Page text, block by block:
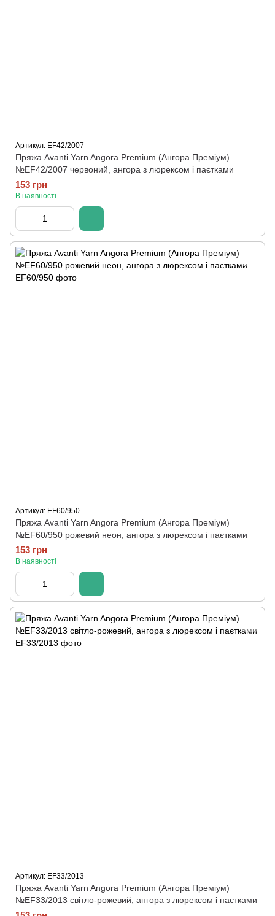
Артикул: EF42/2007
Пряжа Avanti Yarn Angora Premium (Ангора Преміум)
№EF42/2007 червоний, ангора з люрексом і паєтками
153 грн
В наявності
Артикул: EF60/950
Пряжа Avanti Yarn Angora Premium (Ангора Преміум)
№EF60/950 рожевий неон, ангора з люрексом і паєтками
153 грн
В наявності
Артикул: ЕF33/2013
Пряжа Avanti Yarn Angora Premium (Ангора Преміум)
№ЕF33/2013 світло-рожевий, ангора з люрексом і паєтками